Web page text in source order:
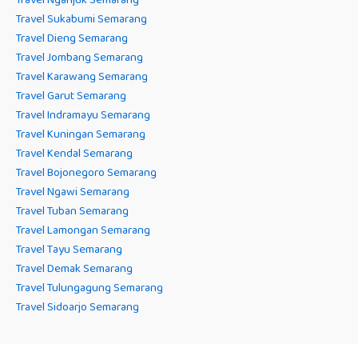
Travel Sukabumi Semarang
Travel Dieng Semarang
Travel Jombang Semarang
Travel Karawang Semarang
Travel Garut Semarang
Travel Indramayu Semarang
Travel Kuningan Semarang
Travel Kendal Semarang
Travel Bojonegoro Semarang
Travel Ngawi Semarang
Travel Tuban Semarang
Travel Lamongan Semarang
Travel Tayu Semarang
Travel Demak Semarang
Travel Tulungagung Semarang
Travel Sidoarjo Semarang